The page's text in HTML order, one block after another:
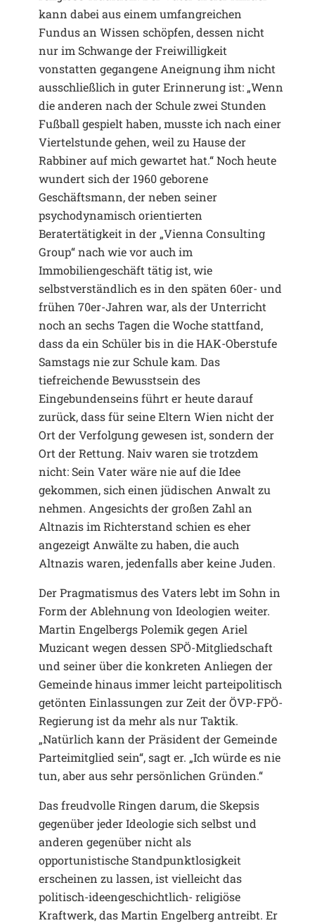
kann dabei aus einem umfangreichen
Fundus an Wissen schöpfen, dessen nicht
nur im Schwange der Freiwilligkeit
vonstatten gegangene Aneignung ihm nicht
ausschließlich in guter Erinnerung ist: „Wenn
die anderen nach der Schule zwei Stunden
Fußball gespielt haben, musste ich nach einer
Viertelstunde gehen, weil zu Hause der
Rabbiner auf mich gewartet hat.“ Noch heute
wundert sich der 1960 geborene
Geschäftsmann, der neben seiner
psychodynamisch orientierten
Beratertätigkeit in der „Vienna Consulting
Group“ nach wie vor auch im
Immobiliengeschäft tätig ist, wie
selbstverständlich es in den späten 60er- und
frühen 70er-Jahren war, als der Unterricht
noch an sechs Tagen die Woche stattfand,
dass da ein Schüler bis in die HAK-Oberstufe
Samstags nie zur Schule kam. Das
tiefreichende Bewusstsein des
Eingebundenseins führt er heute darauf
zurück, dass für seine Eltern Wien nicht der
Ort der Verfolgung gewesen ist, sondern der
Ort der Rettung. Naiv waren sie trotzdem
nicht: Sein Vater wäre nie auf die Idee
gekommen, sich einen jüdischen Anwalt zu
nehmen. Angesichts der großen Zahl an
Altnazis im Richterstand schien es eher
angezeigt Anwälte zu haben, die auch
Altnazis waren, jedenfalls aber keine Juden.
Der Pragmatismus des Vaters lebt im Sohn in
Form der Ablehnung von Ideologien weiter.
Martin Engelbergs Polemik gegen Ariel
Muzicant wegen dessen SPÖ-Mitgliedschaft
und seiner über die konkreten Anliegen der
Gemeinde hinaus immer leicht parteipolitisch
getönten Einlassungen zur Zeit der ÖVP-FPÖ-
Regierung ist da mehr als nur Taktik.
„Natürlich kann der Präsident der Gemeinde
Parteimitglied sein“, sagt er. „Ich würde es nie
tun, aber aus sehr persönlichen Gründen.“
Das freudvolle Ringen darum, die Skepsis
gegenüber jeder Ideologie sich selbst und
anderen gegenüber nicht als
opportunistische Standpunktlosigkeit
erscheinen zu lassen, ist vielleicht das
politisch-ideengeschichtlich- religiöse
Kraftwerk, das Martin Engelberg antreibt. Er